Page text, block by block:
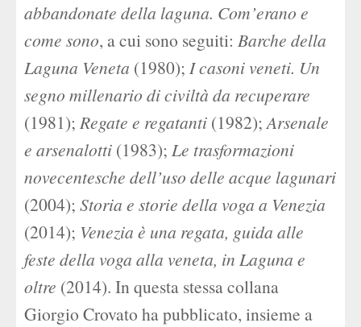
abbandonate della laguna. Com’erano e
come sono, a cui sono seguiti: Barche della
Laguna Veneta (1980); I casoni veneti. Un
segno millenario di civiltà da recuperare
(1981); Regate e regatanti (1982);Arsenale
e arsenalotti (1983); Le trasformazioni
novecentesche dell’uso delle acque lagunari
(2004); Storia e storie della voga a Venezia
(2014); Venezia è una regata, guida alle
feste della voga alla veneta, in Laguna e
oltre (2014). In questa stessa collana
Giorgio Crovato ha pubblicato, insieme a